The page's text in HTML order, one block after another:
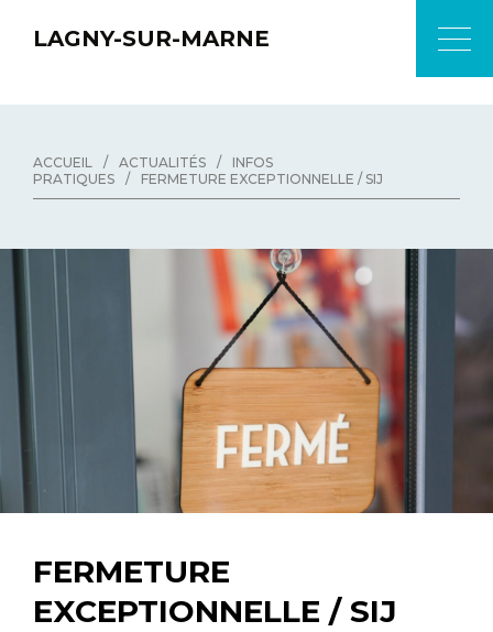
LAGNY-SUR-MARNE
ACCUEIL / ACTUALITÉS /
INFOS
PRATIQUES
/ FERMETURE EXCEPTIONNELLE / SIJ
FERMETURE
EXCEPTIONNELLE / SIJ